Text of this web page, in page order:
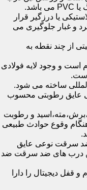
یا درزگیر قرار
و غبار جلوگیری می
از چند نقطه به
و وجود لایه فولادی
ساخته می شود.
رطوبتی محسوب
و رطوبت
وقوع حوادث طبیعی
سرقت نوعی عایق
درب های ضد سرقت ضد
قفل دیجیتال را دارا